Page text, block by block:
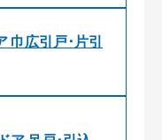
巾広引戸･片引